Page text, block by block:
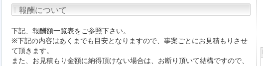
報酬について
下記、報酬額一覧表をご参照下さい。
※下記の内容はあくまでも目安となりますので、事案ごとにお見積もりさせ
て頂きます。
また、お見積もり金額に納得頂けない場合は、お断り頂いて結構ですので、